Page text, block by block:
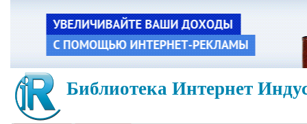
Библиотека Интернет